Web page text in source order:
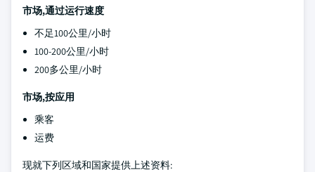
市场,通过运行速度
不足100公里/小时
100-200公里/小时
200多公里/小时
市场,按应用
乘客
运费
现就下列区域和国家提供上述资料: